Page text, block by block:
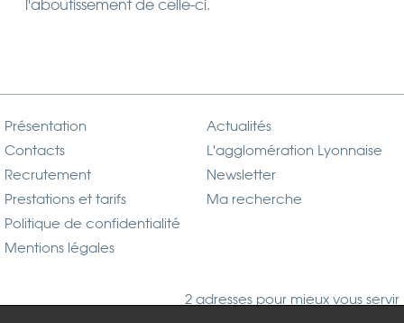
l'aboutissement de celle-ci.
Présentation
Contacts
Recrutement
Prestations et tarifs
Politique de confidentialité
Mentions légales
Actualités
L'agglomération Lyonnaise
Newsletter
Ma recherche
2 adresses pour mieux vous servir